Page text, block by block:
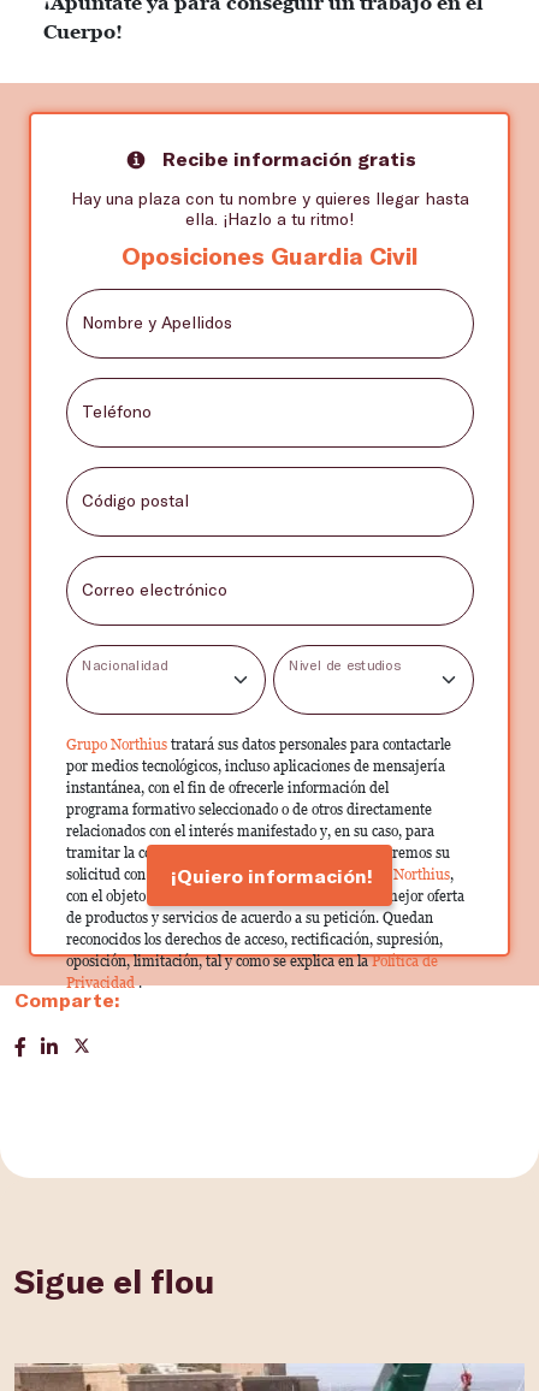
Cuerpo!
Recibe información gratis
Hay una plaza con tu nombre y quieres llegar hasta
ella. ¡Hazlo a tu ritmo!
Oposiciones Guardia Civil
Nombre y Apellidos
Teléfono
Código postal
Correo electrónico
Nacionalidad Nivel de estudios
Grupo Northius tratará sus datos personales para contactarle
por medios tecnológicos, incluso aplicaciones de mensajería
instantánea, con el fin de ofrecerle información del
programa formativo seleccionado o de otros directamente
relacionados con el interés manifestado y, en su caso, para
tramitar la contratación correspondiente. Compartiremos su
solicitud con las empresas que conforman elGrupo Northius,
con el objeto de que estas puedan hacerle llegar la mejor oferta
de productos y servicios de acuerdo a su petición. Quedan
reconocidos los derechos de acceso, rectificación, supresión,
oposición, limitación, tal y como se explica en laPolítica de
Privacidad.
¡Quiero información!
Comparte:
Sigue el flou